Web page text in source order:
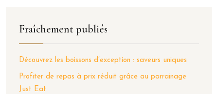
Fraîchement publiés
Découvrez les boissons d’exception : saveurs uniques
Profiter de repas à prix réduit grâce au parrainage
Just Eat